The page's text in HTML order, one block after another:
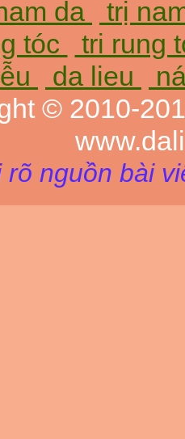
da
trị
tóc
tri rung
da lieu
© 2010-
rõ nguồn bài